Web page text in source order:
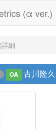
(α ver.)
細
OA 古川隆